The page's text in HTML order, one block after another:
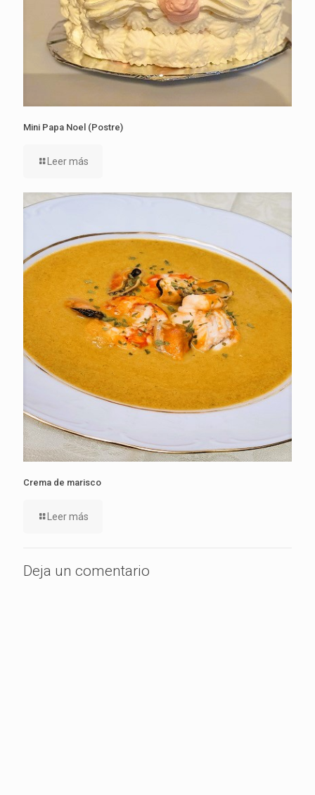
Mini Papa Noel (Postre)
Leer más
Crema de marisco
Leer más
Deja un comentario